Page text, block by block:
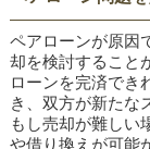
ペアローンが原因
却を検討すること
ローンを完済でき
き、双方が新たな
もし売却が難しい
や借り換えが可能